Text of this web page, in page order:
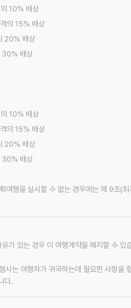
10% 배상
의 15% 배상
20% 배상
30% 배상
10% 배상
의 15% 배상
20% 배상
30% 배상
여행을 실시할 수 없는 경우에는 제 9조(
가 있는 경우 이 여행계약을 해지할 수 있
는 여행자가 귀국하는데 필요한 사항을
다.